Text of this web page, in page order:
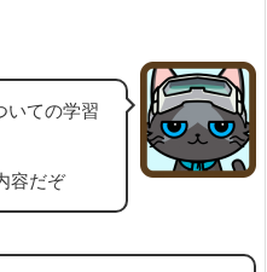
いての学習
容だぞ